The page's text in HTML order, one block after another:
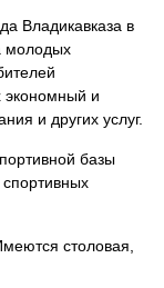
Владикавказа в
молодых
экономный и
и других услуг.
базы
столовая,